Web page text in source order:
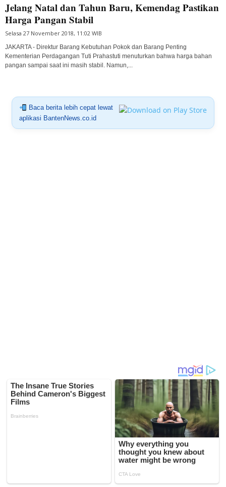
Jelang Natal dan Tahun Baru, Kemendag Pastikan
Harga Pangan Stabil
Selasa 27 November 2018, 11:02 WIB
JAKARTA - Direktur Barang Kebutuhan Pokok dan Barang Penting
Kementerian Perdagangan Tuti Prahastuti menuturkan bahwa harga bahan
pangan sampai saat ini masih stabil. Namun,...
Baca berita lebih cepat lewat
aplikasi BantenNews.co.id